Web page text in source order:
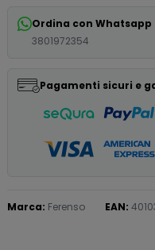
Ordina con Whatsapp
3801972354
Pagamenti sicuri e
Marca: Ferenso EAN: